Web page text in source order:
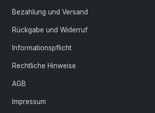
Bezahlung und Versand
Rückgabe und Widerruf
Informationspflicht
Rechtliche Hinweise
AGB
Impressum